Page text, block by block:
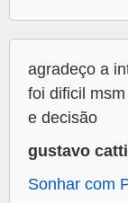
agradeço a
foi dificil
e decisão
gustavo catti
Sonhar com